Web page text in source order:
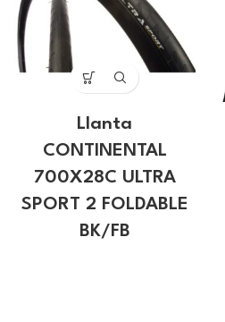
Llanta
CONTINENTAL
700X28C ULTRA
SPORT 2 FOLDABLE
BK/FB